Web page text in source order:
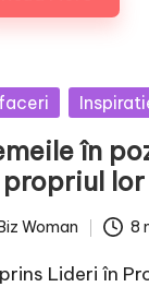
în
Woman 8
Lideri în